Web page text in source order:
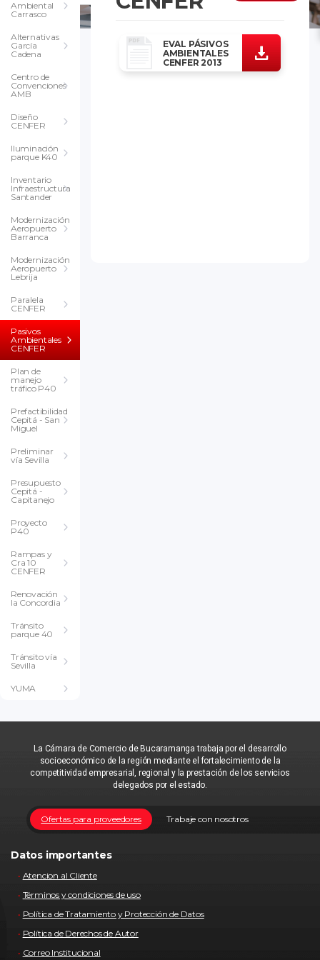
Ambiental
Carrasco
Alternativas
García
Cadena
Centro de
Convenciones
AMB
Diseño
CENFER
Iluminación
parque K40
Inventario
Infraestructura
Santander
Modernización
Aeropuerto
Barranca
Modernización
Aeropuerto
Lebrija
Paralela
CENFER
Pasivos
Ambientales
CENFER
Plan de
manejo
tráfico P40
Prefactibilidad
Cepitá - San
Miguel
Preliminar
vía Sevilla
Presupuesto
Cepitá -
Capitanejo
Proyecto
P40
Rampas y
Cra 10
CENFER
Renovación
la Concordia
Tránsito
parque 40
Tránsito vía
Sevilla
YUMA
EVAL PÁSIVOS
AMBIENTALES
CENFER 2013
La Cámara de Comercio de Bucaramanga trabaja por el desarrollo
socioeconómico de la región mediante el fortalecimiento de la
competitividad empresarial, regional y la prestación de los servicios
delegados por el estado.
Trabaje con nosotros
Ofertas para proveedores
Datos importantes
Atencion al Cliente
Términos y condiciones de uso
Política de Tratamiento y Protección de Datos
Política de Derechos de Autor
Correo Institucional